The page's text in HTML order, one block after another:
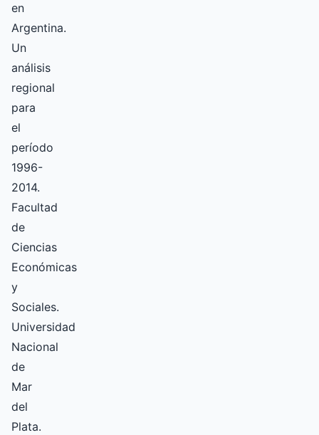
en
Argentina.
Un
análisis
regional
para
el
período
1996-
2014.
Facultad
de
Ciencias
Económicas
y
Sociales.
Universidad
Nacional
de
Mar
del
Plata.